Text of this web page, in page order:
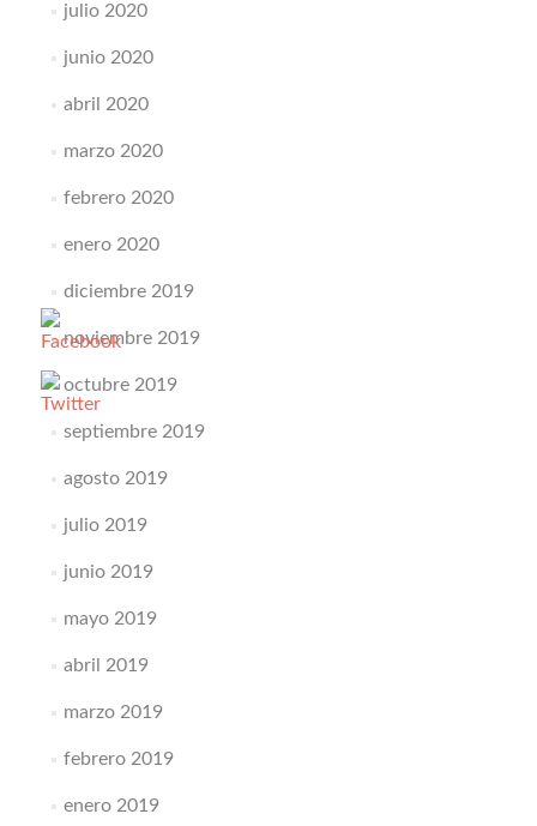
julio 2020
junio 2020
abril 2020
marzo 2020
febrero 2020
enero 2020
diciembre 2019
noviembre 2019
octubre 2019
septiembre 2019
agosto 2019
julio 2019
junio 2019
mayo 2019
abril 2019
marzo 2019
febrero 2019
enero 2019